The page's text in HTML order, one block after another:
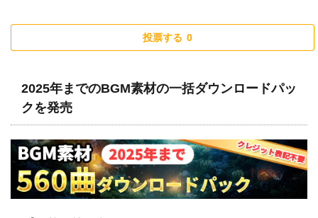
投票する 0
2025年までのBGM素材の一括ダウンロードパッ
クを発売